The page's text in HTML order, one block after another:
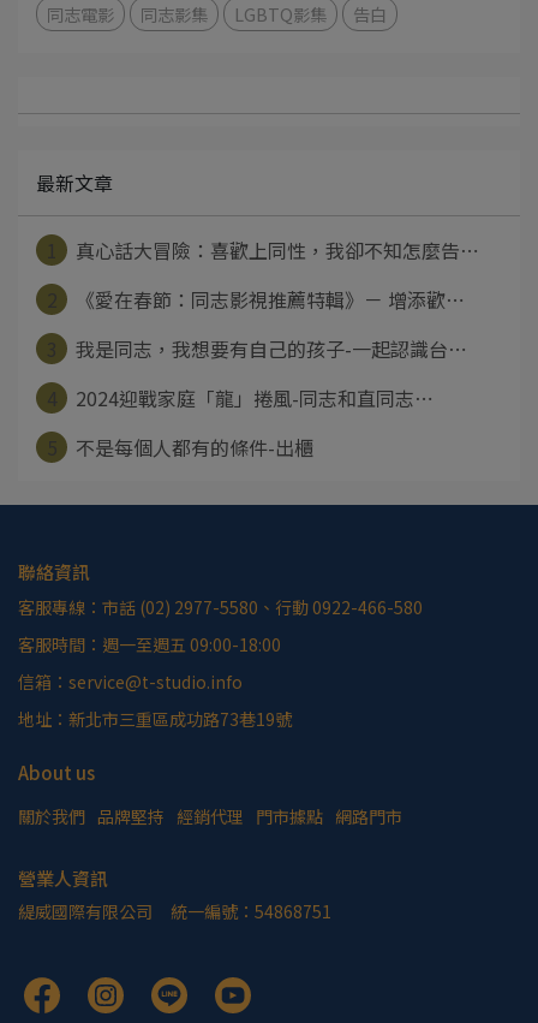
同志電影
同志影集 LGBTQ影集 告白
最新文章
真心話大冒險：喜歡上同性，我卻不知怎麼告⋯
《愛在春節：同志影視推薦特輯》－ 增添歡⋯
我是同志，我想要有自己的孩子-一起認識台⋯
2024迎戰家庭「龍」捲風-同志和直同志⋯
不是每個人都有的條件-出櫃
聯絡資訊
客服專線：市話 (02) 2977-5580、行動 0922-466-580
客服時間：週一至週五 09:00-18:00
信箱：service@t-studio.info
地址：新北市三重區成功路73巷19號
About us
關於我們 品牌堅持 經銷代理 門市據點 網路門市
營業人資訊
緹威國際有限公司     統一編號：54868751